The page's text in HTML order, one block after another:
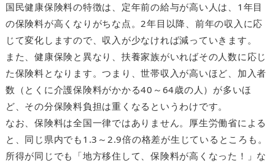
国民健康保険料の特徴は、定年前の給与が高い人は、1年目
の保険料が高くなりがちな点。2年目以降、前年の収入に応
じて変化しますので、収入が少なければ減っていきます。
また、健康保険と異なり、扶養家族がいればその人数に応じ
た保険料となります。つまり、世帯収入が高いほど、加入者
数（とくに介護保険料がかかる40～64歳の人）が多いほ
ど、その分保険料負担は重くなるというわけです。
なお、保険料は全国一律ではありません。厚生労働省による
と、同じ県内でも1.3～2.9倍の格差が生じているところも。
所得が同じでも「地方移住して、保険料が高くなった！」な